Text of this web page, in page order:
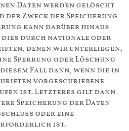
Daten werden gelöscht
der Zweck der Speicherung
kann darüber hinaus
durch nationale oder
denen wir unterliegen,
Sperrung oder Löschung
Fall dann, wenn die in
vorgeschriebene
ist. Letzteres gilt dann
Speicherung der Daten
oder eine
ist.